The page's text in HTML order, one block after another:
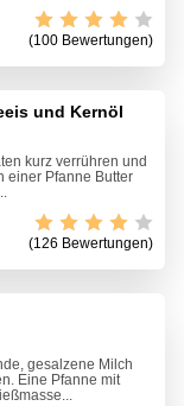
(100 Bewertungen)
und Kernöl
kurz verrühren und
einer Pfanne Butter
(126 Bewertungen)
gesalzene Milch
Eine Pfanne mit